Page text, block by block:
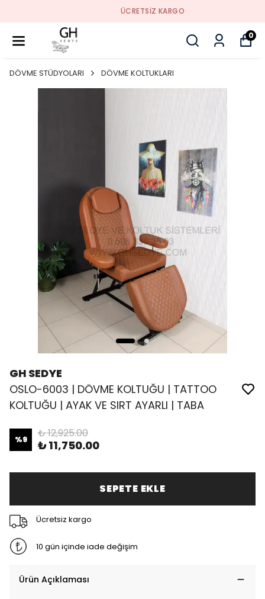
ÜCRETSIZ KARGO
0
DÖVME STÜDYOLARI DÖVME KOLTUKLARI
GH SEDYE
OSLO-6003 | DÖVME KOLTUĞU | TATTOO
KOLTUĞU | AYAK VE SIRT AYARLI | TABA
%9 ₺ 12,925.00
₺ 11,750.00
SEPETE EKLE
Ücretsiz kargo
10 gün içinde iade değişim
Ürün Açıklaması